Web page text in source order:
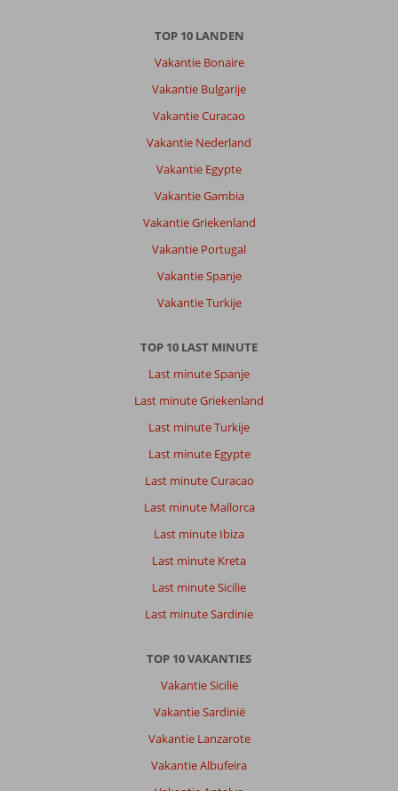
TOP 10 LANDEN
Vakantie Bonaire
Vakantie Bulgarije
Vakantie Curacao
Vakantie Nederland
Vakantie Egypte
Vakantie Gambia
Vakantie Griekenland
Vakantie Portugal
Vakantie Spanje
Vakantie Turkije
TOP 10 LAST MINUTE
Last minute Spanje
Last minute Griekenland
Last minute Turkije
Last minute Egypte
Last minute Curacao
Last minute Mallorca
Last minute Ibiza
Last minute Kreta
Last minute Sicilie
Last minute Sardinie
TOP 10 VAKANTIES
Vakantie Sicilië
Vakantie Sardinië
Vakantie Lanzarote
Vakantie Albufeira